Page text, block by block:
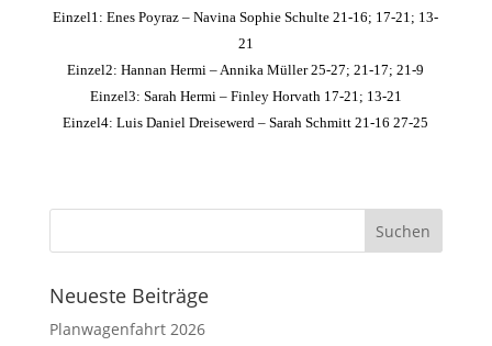
Einzel1: Enes Poyraz – Navina Sophie Schulte 21-16; 17-21; 13-
21
Einzel2: Hannan Hermi – Annika Müller 25-27; 21-17; 21-9
Einzel3: Sarah Hermi – Finley Horvath 17-21; 13-21
Einzel4: Luis Daniel Dreisewerd – Sarah Schmitt 21-16 27-25
Neueste Beiträge
Planwagenfahrt 2026